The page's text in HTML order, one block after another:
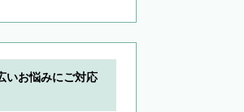
いお悩みにご対応